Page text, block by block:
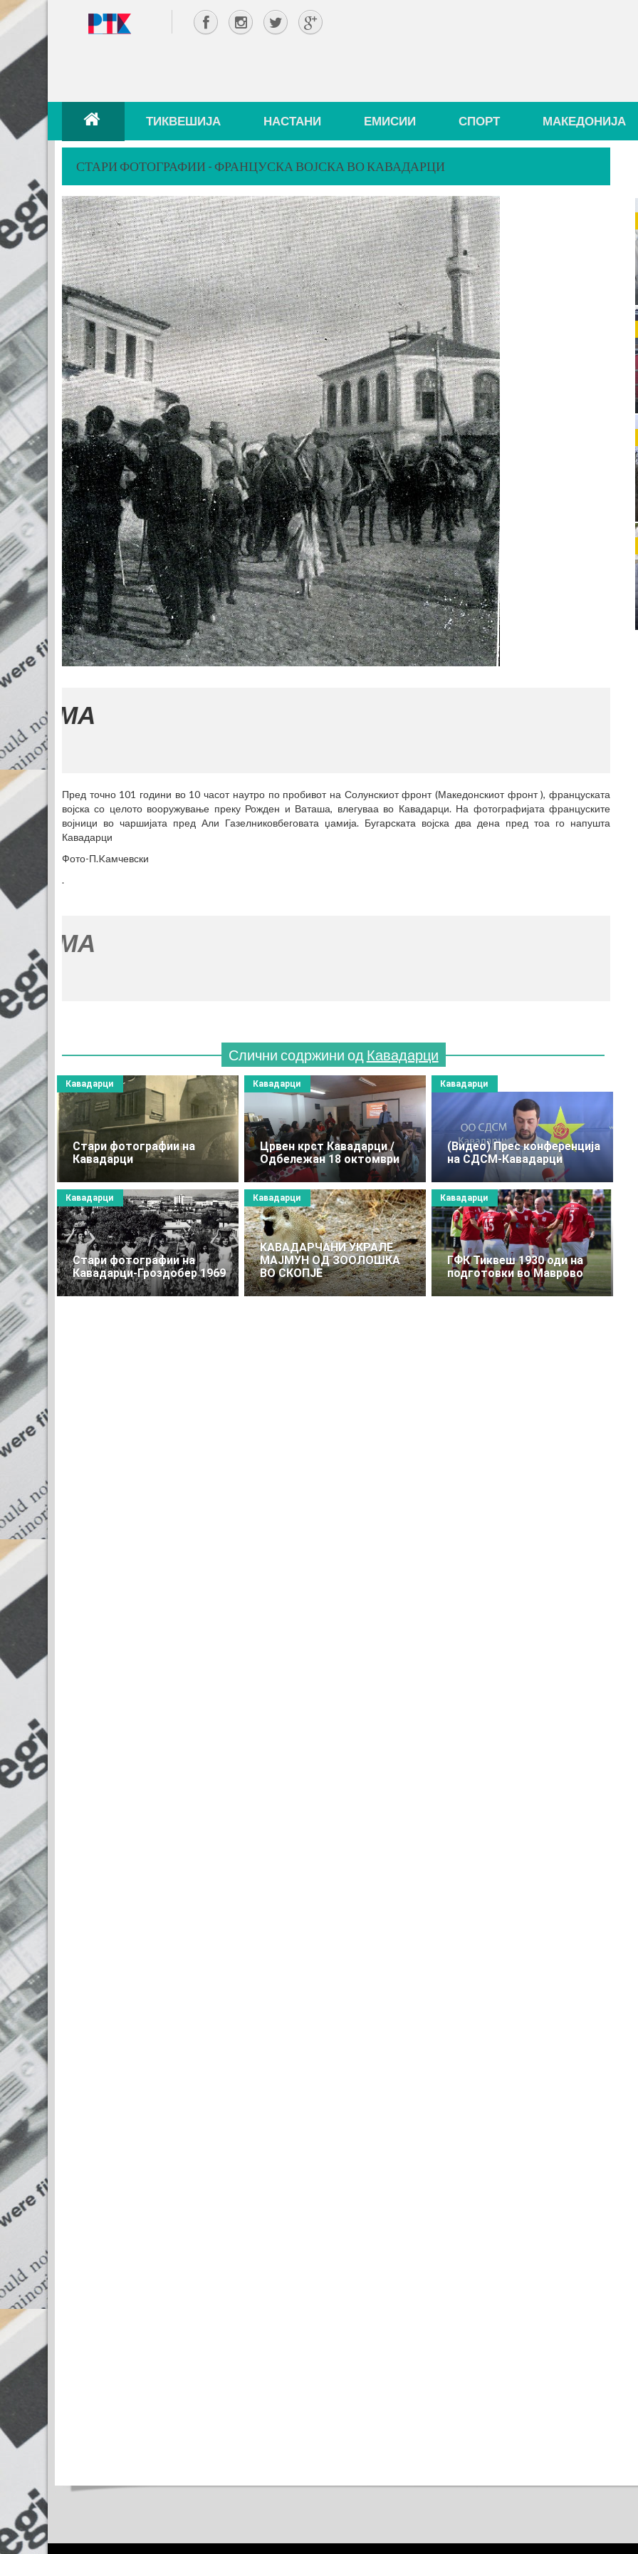
ТИКВЕШИЈА НАСТАНИ ЕМИСИИ СПОРТ МАКЕДОНИЈА
СТАРИ ФОТОГРАФИИ - ФРАНЦУСКА ВОЈСКА ВО КАВАДАРЦИ
Пред точно 101 години во 10 часот наутро по пробивот на Солунскиот фронт (Македонскиот фронт ), француската
војска со целото вооружување преку Рожден и Ваташа, влегуваа во Кавадарци. На фотографијата француските
војници во чаршијата пред Али Газелниковбеговата џамија. Бугарската војска два дена пред тоа го напушта
Кавадарци
Фото-П.Kамчевски
.
Слични содржини од Кавадарци
Стари фотографии на
Кавадарци
Кавадарци
Црвен крст Кавадарци /
Одбележан 18 октомври
Кавадарци
(Видео) Прес конференција
на СДСМ-Кавадарци
Кавадарци
Стари фотографии на
Кавадарци-Гроздобер 1969
Кавадарци
KAВАДАРЧАНИ УКРАЛЕ
МАЈМУН ОД ЗООЛОШКА
ВО СКОПЈЕ
Кавадарци
ГФК Тиквеш 1930 оди на
подготовки во Маврово
Кавадарци